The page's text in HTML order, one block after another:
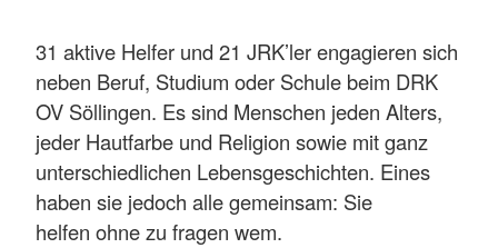
31 aktive Helfer und 21 JRK’ler engagieren sich
neben Beruf, Studium oder Schule beim DRK
OV Söllingen. Es sind Menschen jeden Alters,
jeder Hautfarbe und Religion sowie mit ganz
unterschiedlichen Lebensgeschichten. Eines
haben sie jedoch alle gemeinsam: Sie
helfen ohne zu fragen wem.